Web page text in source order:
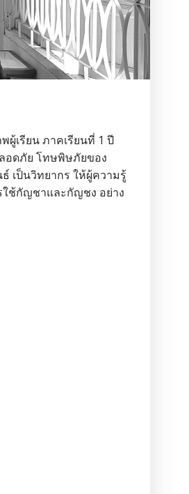
เรียน ภาคเรียนที่ 1 ปี
อดภัย โทษพิษภัยของ
เป็นวิทยากร ให้ผู้ความรู้
ช้กัญชาและกัญชง อย่าง